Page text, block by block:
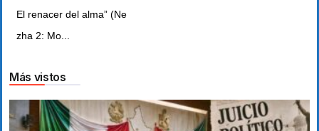
El renacer del alma” (Ne
zha 2: Mo...
Más vistos